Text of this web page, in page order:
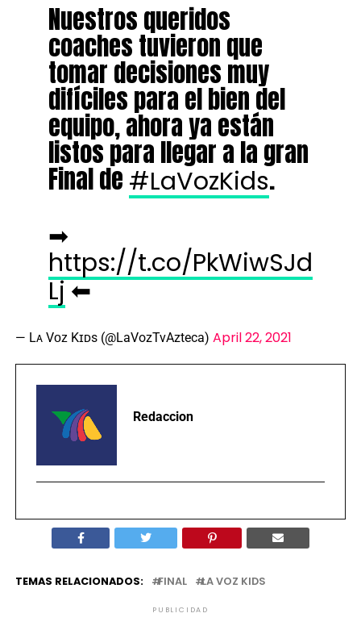
Nuestros queridos
coaches tuvieron que
tomar decisiones muy
difíciles para el bien del
equipo, ahora ya están
listos para llegar a la gran
Final de #LaVozKids.
➡
https://t.co/PkWiwSJd
Lj⬅
— Lᴀ Vᴏᴢ Kɪᴅs (@LaVozTvAzteca) April 22, 2021
Redaccion
TEMAS RELACIONADOS: FINAL LA VOZ KIDS
PUBLICIDAD